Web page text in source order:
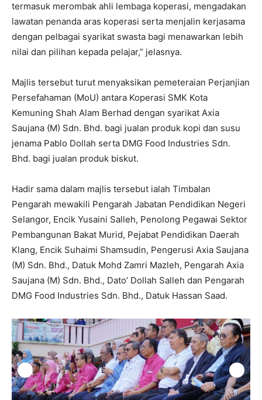
termasuk merombak ahli lembaga koperasi, mengadakan
lawatan penanda aras koperasi serta menjalin kerjasama
dengan pelbagai syarikat swasta bagi menawarkan lebih
nilai dan pilihan kepada pelajar,” jelasnya.
Majlis tersebut turut menyaksikan pemeteraian Perjanjian
Persefahaman (MoU) antara Koperasi SMK Kota
Kemuning Shah Alam Berhad dengan syarikat Axia
Saujana (M) Sdn. Bhd. bagi jualan produk kopi dan susu
jenama Pablo Dollah serta DMG Food Industries Sdn.
Bhd. bagi jualan produk biskut.
Hadir sama dalam majlis tersebut ialah Timbalan
Pengarah mewakili Pengarah Jabatan Pendidikan Negeri
Selangor, Encik Yusaini Salleh, Penolong Pegawai Sektor
Pembangunan Bakat Murid, Pejabat Pendidikan Daerah
Klang, Encik Suhaimi Shamsudin, Pengerusi Axia Saujana
(M) Sdn. Bhd., Datuk Mohd Zamri Mazleh, Pengarah Axia
Saujana (M) Sdn. Bhd., Dato’ Dollah Salleh dan Pengarah
DMG Food Industries Sdn. Bhd., Datuk Hassan Saad.